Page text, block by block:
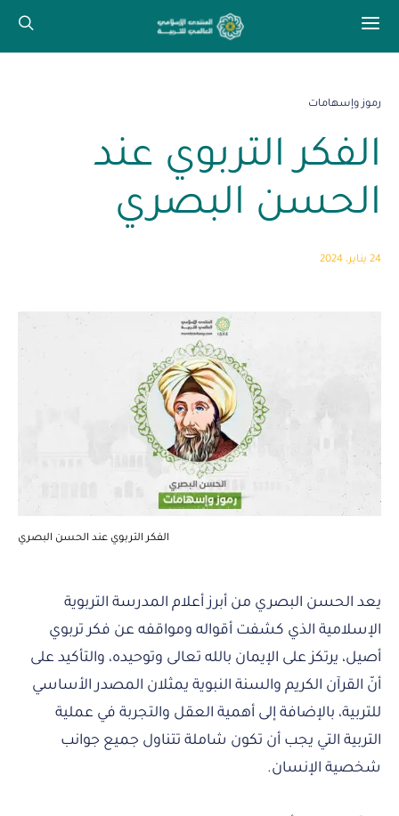
رموز وإسهامات
الفكر التربوي عند
الحسن البصري
24 يناير، 2024
الفكر التربوي عند الحسن البصري
يعد الحسن البصري من أبرز أعلام المدرسة التربوية
الإسلامية الذي كشفت أقواله ومواقفه عن فكر تربوي
أصيل، يرتكز على الإيمان بالله تعالى وتوحيده، والتأكيد على
أنّ القرآن الكريم والسنة النبوية يمثلان المصدر الأساسي
للتربية، بالإضافة إلى أهمية العقل والتجربة في عملية
التربية التي يجب أن تكون شاملة تتناول جميع جوانب
شخصية الإنسان.